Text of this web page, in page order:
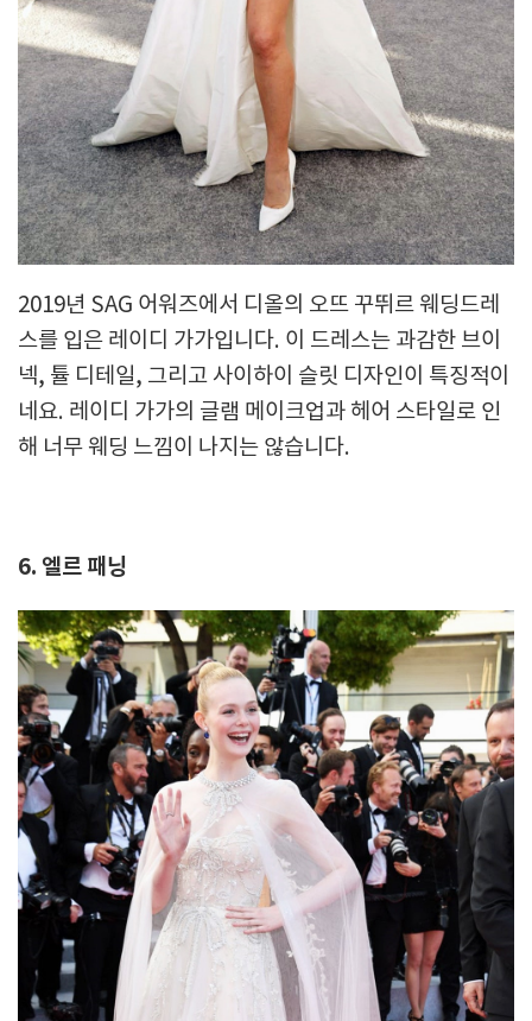
2019년 SAG 어워즈에서 디올의 오뜨 꾸뛰르 웨딩드레
스를 입은 레이디 가가입니다. 이 드레스는 과감한 브이
넥, 튤 디테일, 그리고 사이하이 슬릿 디자인이 특징적이
네요. 레이디 가가의 글램 메이크업과 헤어 스타일로 인
해 너무 웨딩 느낌이 나지는 않습니다.
6. 엘르 패닝